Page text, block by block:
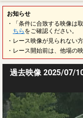
お知らせ
・「条件に合致する映像は
ちら をご確認ください。
・レース映像が見られない
・レース開始前は、他場の
過去映像 2025/07/